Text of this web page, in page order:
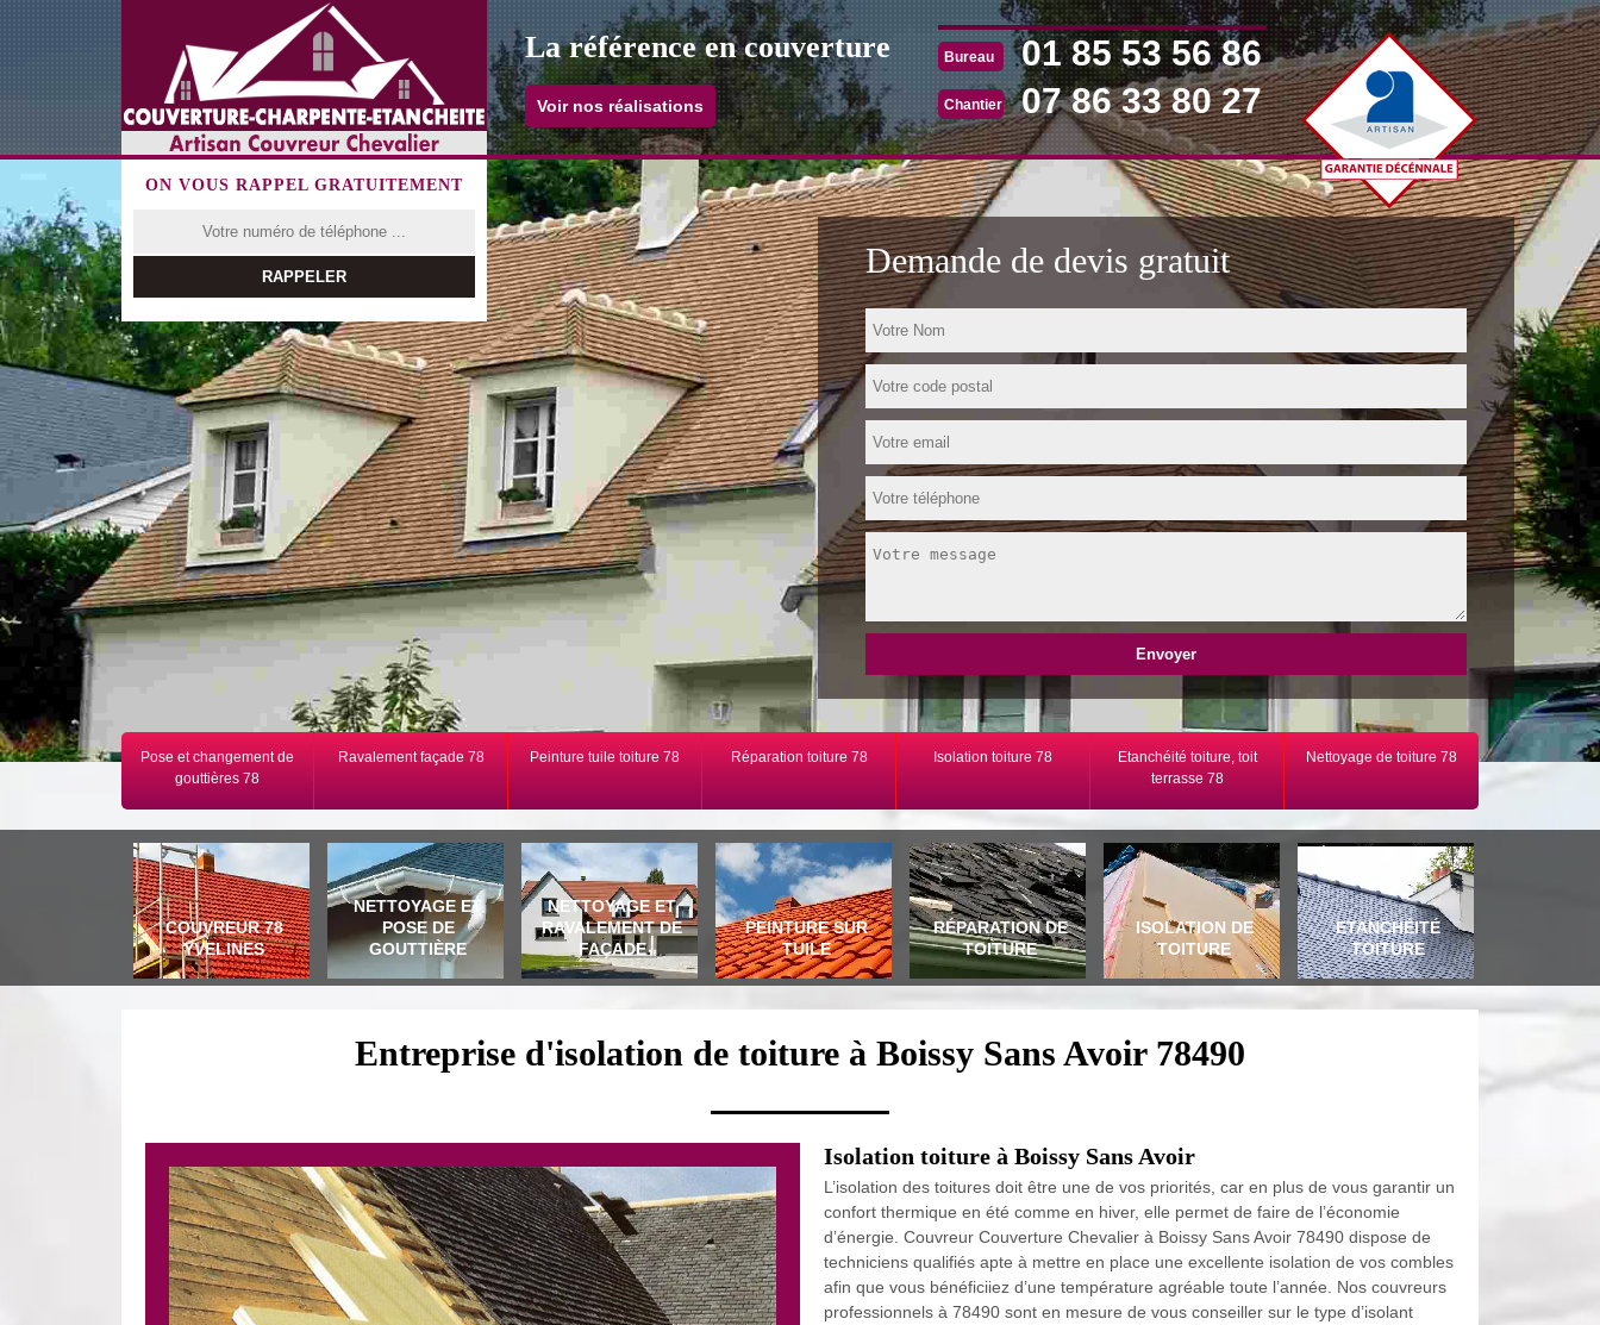
La référence en couverture
Voir nos réalisations
Bureau 01 85 53 56 86
Chantier 07 86 33 80 27
Demande de devis gratuit
ON VOUS RAPPEL GRATUITEMENT
Pose et changement de
gouttières 78
Ravalement façade 78 Peinture tuile toiture 78 Réparation toiture 78 Isolation toiture 78
Etanchéité toiture, toit
terrasse 78
Nettoyage de toiture 78
COUVREUR 78
YVELINES
NETTOYAGE ET
POSE DE
GOUTTIÈRE
NETTOYAGE ET
RAVALEMENT DE
FAÇADE
PEINTURE SUR
TUILE
RÉPARATION DE
TOITURE
ISOLATION DE
TOITURE
ETANCHÉITÉ
TOITURE
Entreprise d'isolation de toiture à Boissy Sans Avoir 78490
Isolation toiture à Boissy Sans Avoir
L’isolation des toitures doit être une de vos priorités, car en plus de vous garantir un
confort thermique en été comme en hiver, elle permet de faire de l’économie
d’énergie. Couvreur Couverture Chevalier à Boissy Sans Avoir 78490 dispose de
techniciens qualifiés apte à mettre en place une excellente isolation de vos combles
afin que vous bénéficiiez d’une température agréable toute l’année. Nos couvreurs
professionnels à 78490 sont en mesure de vous conseiller sur le type d’isolant